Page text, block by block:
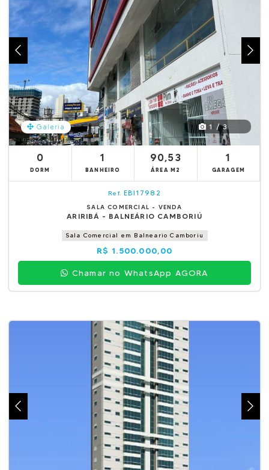
Galeria 1 / 3
0
DORM
1
BANHEIRO
90,53
ÁREA M2
1
GARAGEM
Ref. EBI17982
SALA COMERCIAL - VENDA
ARIRIBÁ - BALNEÁRIO CAMBORIÚ
Sala Comercial em Balneario Camboriu
R$ 1.500.000,00
Chamar no WhatsApp AGORA